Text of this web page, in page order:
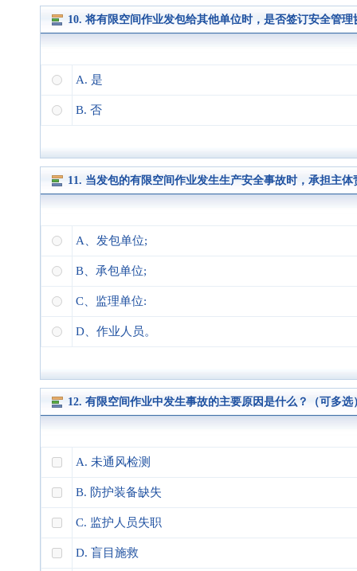
10. 将有限空间作业发包给其他单位时，是否签订安全管
A. 是
B. 否
11. 当发包的有限空间作业发生生产安全事故时，承担主体
A、发包单位;
B、承包单位;
C、监理单位:
D、作业人员。
12. 有限空间作业中发生事故的主要原因是什么？（可多选
A. 未通风检测
B. 防护装备缺失
C. 监护人员失职
D. 盲目施救